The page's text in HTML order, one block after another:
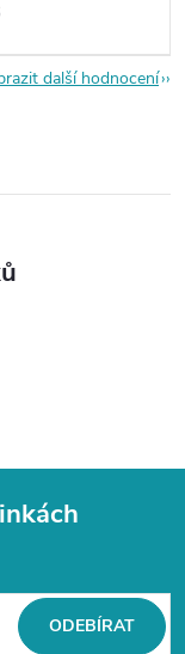
další hodnocení
ODEBÍRAT